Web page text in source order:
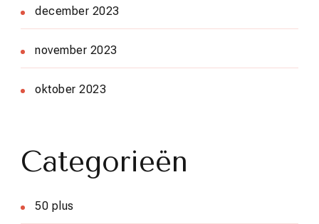
december 2023
november 2023
oktober 2023
Categorieën
50 plus